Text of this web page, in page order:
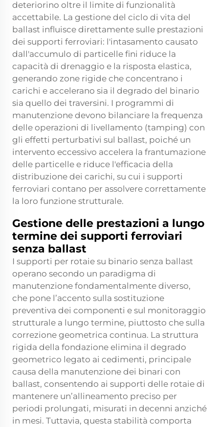
deteriorino oltre il limite di funzionalità
accettabile. La gestione del ciclo di vita del
ballast influisce direttamente sulle prestazioni
dei supporti ferroviari: l'intasamento causato
dall'accumulo di particelle fini riduce la
capacità di drenaggio e la risposta elastica,
generando zone rigide che concentrano i
carichi e accelerano sia il degrado del binario
sia quello dei traversini. I programmi di
manutenzione devono bilanciare la frequenza
delle operazioni di livellamento (tamping) con
gli effetti perturbativi sul ballast, poiché un
intervento eccessivo accelera la frantumazione
delle particelle e riduce l'efficacia della
distribuzione dei carichi, su cui i supporti
ferroviari contano per assolvere correttamente
la loro funzione strutturale.
Gestione delle prestazioni a lungo
termine dei supporti ferroviari
senza ballast
I supporti per rotaie su binario senza ballast
operano secondo un paradigma di
manutenzione fondamentalmente diverso,
che pone l’accento sulla sostituzione
preventiva dei componenti e sul monitoraggio
strutturale a lungo termine, piuttosto che sulla
correzione geometrica continua. La struttura
rigida della fondazione elimina il degrado
geometrico legato ai cedimenti, principale
causa della manutenzione dei binari con
ballast, consentendo ai supporti delle rotaie di
mantenere un’allineamento preciso per
periodi prolungati, misurati in decenni anziché
in mesi. Tuttavia, questa stabilità comporta